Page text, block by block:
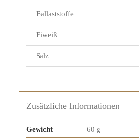
Ballaststoffe
Eiweiß
Salz
Zusätzliche Informationen
Gewicht 60 g